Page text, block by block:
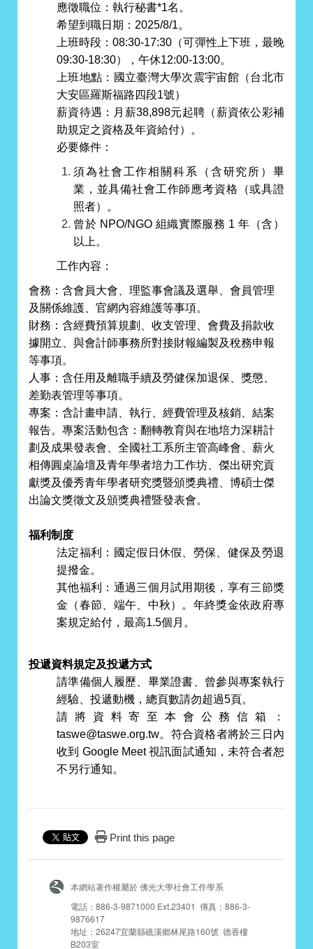
應徵職位：執行秘書*1名。
希望到職日期：2025/8/1。
上班時段：08:30-17:30（可彈性上下班，最晚
09:30-18:30），午休12:00-13:00。
上班地點：國立臺灣大學次震宇宙館（台北市
大安區羅斯福路四段1號）
薪資待遇：月薪38,898元起聘（薪資依公彩補
助規定之資格及年資給付）。
必要條件：
須為社會工作相關科系（含研究所）畢
業，並具備社會工作師應考資格（或具證
照者）。
曾於 NPO/NGO 組織實際服務 1 年（含）
以上。
工作內容：
會務：含會員大會、理監事會議及選舉、會員管理
及關係維護、官網內容維護等事項。
財務：含經費預算規劃、收支管理、會費及捐款收
據開立、與會計師事務所對接財報編製及稅務申報
等事項。
人事：含任用及離職手續及勞健保加退保、獎懲、
差勤表管理等事項。
專案：含計畫申請、執行、經費管理及核銷、結案
報告。專案活動包含：翻轉教育與在地培力深耕計
劃及成果發表會、全國社工系所主管高峰會、薪火
相傳圓桌論壇及青年學者培力工作坊、傑出研究貢
獻獎及優秀青年學者研究獎暨頒獎典禮、博碩士傑
出論文獎徵文及頒獎典禮暨發表會。
福利制度
法定福利：國定假日休假、勞保、健保及勞退
提撥金。
其他福利：通過三個月試用期後，享有三節獎
金（春節、端午、中秋）。年終獎金依政府專
案規定給付，最高1.5個月。
投遞資料規定及投遞方式
請準備個人履歷、畢業證書、曾參與專案執行
經驗、投遞動機，總頁數請勿超過5頁。
請將資料寄至本會公務信箱：
taswe@taswe.org.tw。符合資格者將於三日內
收到 Google Meet 視訊面試通知，未符合者恕
不另行通知。
Print this page
本網站著作權屬於 佛光大學社會工作學系
電話：886-3-9871000 Ext.23401 傳真：886-3-
9876617
地址：26247宜蘭縣礁溪鄉林尾路160號 德香樓
B203室